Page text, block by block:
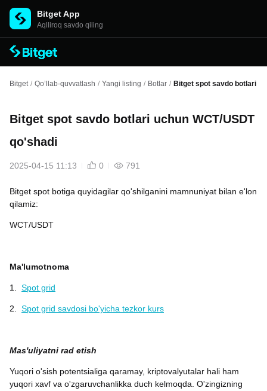
Bitget App
Aqlliroq savdo qiling
Bitget / Qo’llab-quvvatlash / Yangi listing / Botlar / Bitget spot savdo botlari
Bitget spot savdo botlari uchun WCT/USDT
qo'shadi
2025-04-15 11:13 0 791
Bitget spot botiga quyidagilar qo'shilganini mamnuniyat bilan e'lon
qilamiz:
WCT/USDT
Ma'lumotnoma
1. Spot grid
2. Spot grid savdosi bo'yicha tezkor kurs
Mas'uliyatni rad etish
Yuqori o'sish potentsialiga qaramay, kriptovalyutalar hali ham
yuqori xavf va o'zgaruvchanlikka duch kelmoqda. O'zingizning